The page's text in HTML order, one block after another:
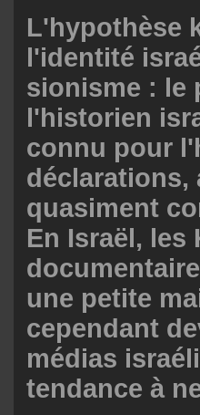
L'hypothèse
l'identité
sionisme : le
l'historien
connu pour
déclarations,
quasiment
En Israël,
une petite
cependant
médias
tendance à